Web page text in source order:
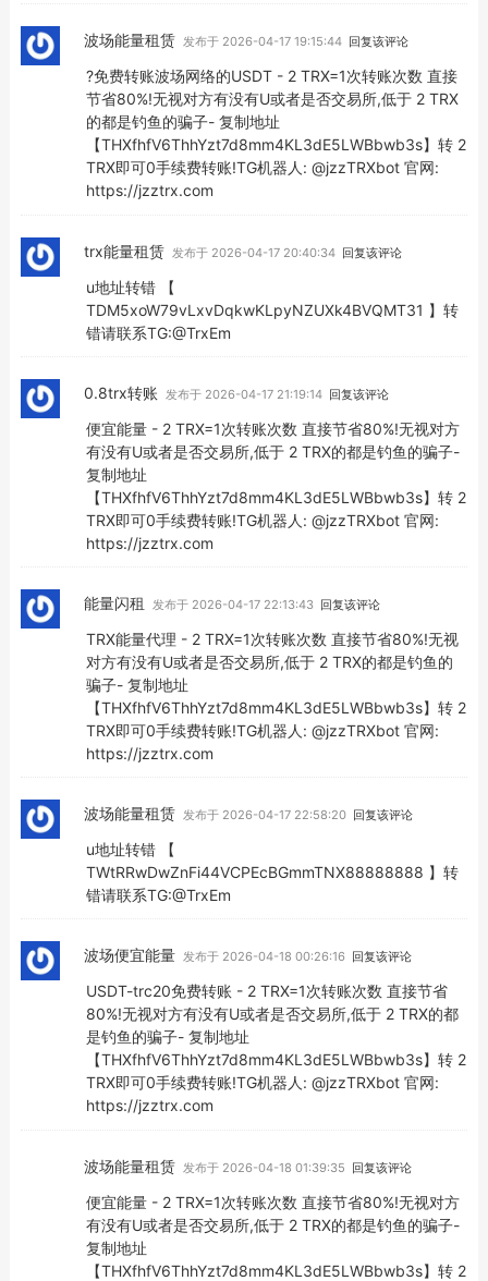
波场能量租赁 发布于 2026-04-17 19:15:44 回复该评论
?免费转账波场网络的USDT - 2 TRX=1次转账次数 直接
节省80%!无视对方有没有U或者是否交易所,低于 2 TRX
的都是钓鱼的骗子- 复制地址
【THXfhfV6ThhYzt7d8mm4KL3dE5LWBbwb3s】转 2
TRX即可0手续费转账!TG机器人: @jzzTRXbot 官网:
https://jzztrx.com
trx能量租赁 发布于 2026-04-17 20:40:34 回复该评论
u地址转错 【
TDM5xoW79vLxvDqkwKLpyNZUXk4BVQMT31 】转
错请联系TG:@TrxEm
0.8trx转账 发布于 2026-04-17 21:19:14 回复该评论
便宜能量 - 2 TRX=1次转账次数 直接节省80%!无视对方
有没有U或者是否交易所,低于 2 TRX的都是钓鱼的骗子-
复制地址
【THXfhfV6ThhYzt7d8mm4KL3dE5LWBbwb3s】转 2
TRX即可0手续费转账!TG机器人: @jzzTRXbot 官网:
https://jzztrx.com
能量闪租 发布于 2026-04-17 22:13:43 回复该评论
TRX能量代理 - 2 TRX=1次转账次数 直接节省80%!无视
对方有没有U或者是否交易所,低于 2 TRX的都是钓鱼的
骗子- 复制地址
【THXfhfV6ThhYzt7d8mm4KL3dE5LWBbwb3s】转 2
TRX即可0手续费转账!TG机器人: @jzzTRXbot 官网:
https://jzztrx.com
波场能量租赁 发布于 2026-04-17 22:58:20 回复该评论
u地址转错 【
TWtRRwDwZnFi44VCPEcBGmmTNX88888888 】转
错请联系TG:@TrxEm
波场便宜能量 发布于 2026-04-18 00:26:16 回复该评论
USDT-trc20免费转账 - 2 TRX=1次转账次数 直接节省
80%!无视对方有没有U或者是否交易所,低于 2 TRX的都
是钓鱼的骗子- 复制地址
【THXfhfV6ThhYzt7d8mm4KL3dE5LWBbwb3s】转 2
TRX即可0手续费转账!TG机器人: @jzzTRXbot 官网:
https://jzztrx.com
波场能量租赁 发布于 2026-04-18 01:39:35 回复该评论
便宜能量 - 2 TRX=1次转账次数 直接节省80%!无视对方
有没有U或者是否交易所,低于 2 TRX的都是钓鱼的骗子-
复制地址
【THXfhfV6ThhYzt7d8mm4KL3dE5LWBbwb3s】转 2